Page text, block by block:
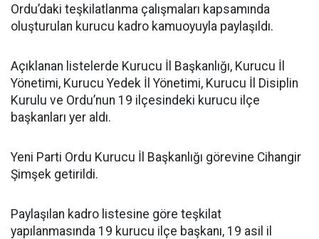
Ordu’daki teşkilatlanma çalışmaları kapsamında
oluşturulan kurucu kadro kamuoyuyla paylaşıldı.
Açıklanan listelerde Kurucu İl Başkanlığı, Kurucu İl
Yönetimi, Kurucu Yedek İl Yönetimi, Kurucu İl Disiplin
Kurulu ve Ordu’nun 19 ilçesindeki kurucu ilçe
başkanları yer aldı.
Yeni Parti Ordu Kurucu İl Başkanlığı görevine Cihangir
Şimşek getirildi.
Paylaşılan kadro listesine göre teşkilat
yapılanmasında 19 kurucu ilçe başkanı, 19 asil il